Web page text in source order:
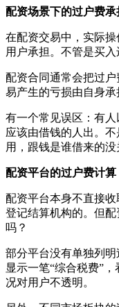
配资场景下的过户费承
在配资交易中，实际
用户承担。不管是买
配资合同通常会把过
易产生的亏损由自身承
有一个常见误区：有
应该由借钱的人出。
用，跟钱是谁借来的没
配资平台的过户费计算
配资平台本身不直接
登记结算机构的。但
吗？
部分平台没有单独列
显示一笔“综合税费”
况对用户不透明。